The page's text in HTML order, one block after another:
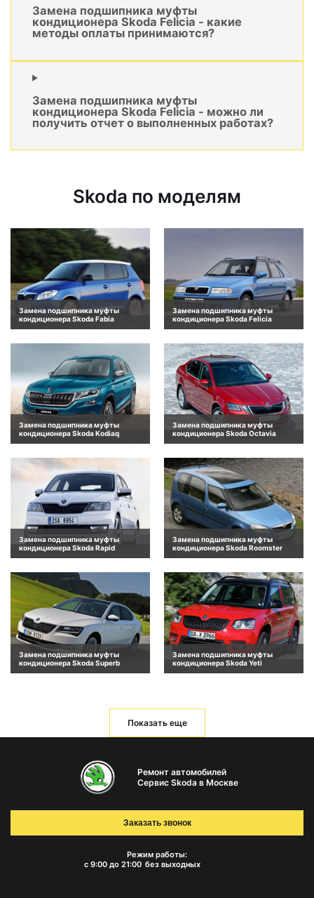
Замена подшипника муфты
кондиционера Skoda Felicia - какие
методы оплаты принимаются?
Замена подшипника муфты
кондиционера Skoda Felicia - можно ли
получить отчет о выполненных работах?
Skoda по моделям
Замена подшипника муфты
кондиционера Skoda Fabia
Замена подшипника муфты
кондиционера Skoda Felicia
Замена подшипника муфты
кондиционера Skoda Kodiaq
Замена подшипника муфты
кондиционера Skoda Octavia
Замена подшипника муфты
кондиционера Skoda Rapid
Замена подшипника муфты
кондиционера Skoda Roomster
Замена подшипника муфты
кондиционера Skoda Superb
Замена подшипника муфты
кондиционера Skoda Yeti
Показать еще
Ремонт автомобилей
Сервис Skoda в Москве
Режим работы:
с 9:00 до 21:00 без выходных
Заказать звонок